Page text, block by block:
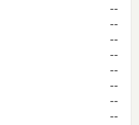
--
--
--
--
--
--
--
--